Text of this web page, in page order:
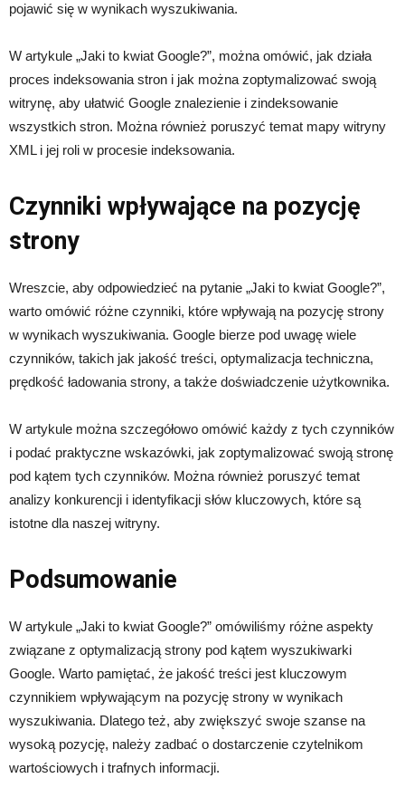
pojawić się w wynikach wyszukiwania.
W artykule „Jaki to kwiat Google?”, można omówić, jak działa
proces indeksowania stron i jak można zoptymalizować swoją
witrynę, aby ułatwić Google znalezienie i zindeksowanie
wszystkich stron. Można również poruszyć temat mapy witryny
XML i jej roli w procesie indeksowania.
Czynniki wpływające na pozycję
strony
Wreszcie, aby odpowiedzieć na pytanie „Jaki to kwiat Google?”,
warto omówić różne czynniki, które wpływają na pozycję strony
w wynikach wyszukiwania. Google bierze pod uwagę wiele
czynników, takich jak jakość treści, optymalizacja techniczna,
prędkość ładowania strony, a także doświadczenie użytkownika.
W artykule można szczegółowo omówić każdy z tych czynników
i podać praktyczne wskazówki, jak zoptymalizować swoją stronę
pod kątem tych czynników. Można również poruszyć temat
analizy konkurencji i identyfikacji słów kluczowych, które są
istotne dla naszej witryny.
Podsumowanie
W artykule „Jaki to kwiat Google?” omówiliśmy różne aspekty
związane z optymalizacją strony pod kątem wyszukiwarki
Google. Warto pamiętać, że jakość treści jest kluczowym
czynnikiem wpływającym na pozycję strony w wynikach
wyszukiwania. Dlatego też, aby zwiększyć swoje szanse na
wysoką pozycję, należy zadbać o dostarczenie czytelnikom
wartościowych i trafnych informacji.